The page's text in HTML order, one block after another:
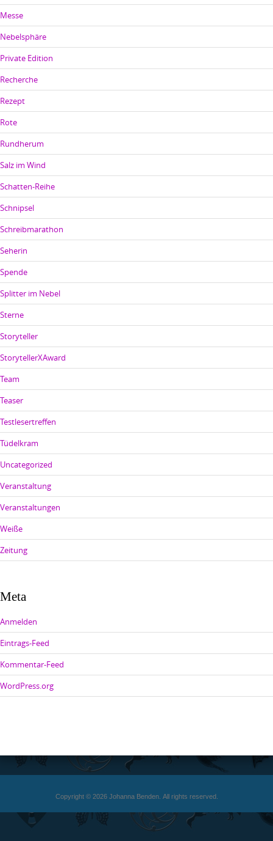
Messe
Nebelsphäre
Private Edition
Recherche
Rezept
Rote
Rundherum
Salz im Wind
Schatten-Reihe
Schnipsel
Schreibmarathon
Seherin
Spende
Splitter im Nebel
Sterne
Storyteller
StorytellerXAward
Team
Teaser
Testlesertreffen
Tüdelkram
Uncategorized
Veranstaltung
Veranstaltungen
Weiße
Zeitung
Meta
Anmelden
Eintrags-Feed
Kommentar-Feed
WordPress.org
Copyright © 2026 Johanna Benden. All rights reserved.